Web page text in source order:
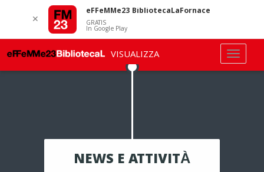
NEWS E ATTIVITÀ
✕
eFFeMMe23 BibliotecaLaFornace
GRATIS
In Google Play
VISUALIZZA